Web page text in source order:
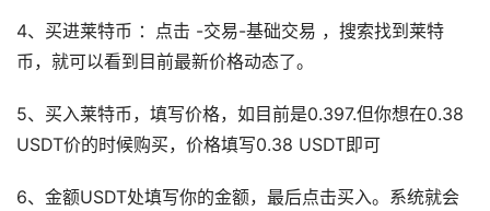
4、买进莱特币 ：点击 -交易-基础交易 ，搜索找到莱特
币，就可以看到目前最新价格动态了。
5、买入莱特币，填写价格，如目前是0.397.但你想在0.38
USDT价的时候购买，价格填写0.38 USDT即可
6、金额USDT处填写你的金额，最后点击买入。系统就会